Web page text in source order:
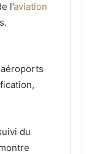
l’aviation
du